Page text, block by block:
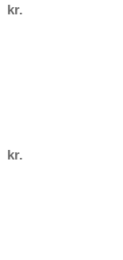
kr.
kr.